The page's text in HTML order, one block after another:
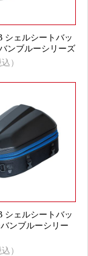
シェルシートバッ
ンブルーシリーズ
）
シェルシートバッ
ンブルーシリー
）